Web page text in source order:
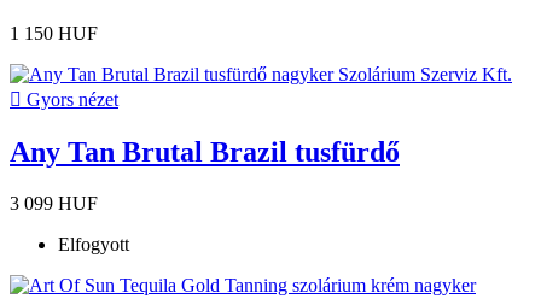
1 150 HUF
 Gyors nézet
Any Tan Brutal Brazil tusfürdő
3 099 HUF
Elfogyott